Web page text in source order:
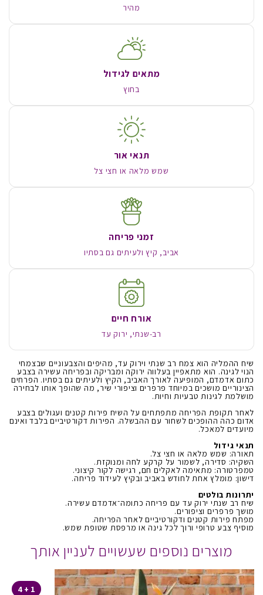
מהיר
מתאים לגידול
בחוץ
תנאי אור
שמש מלאה או חצי צל
זמני פריחה
אביב, קיץ ולעיתים גם בסתיו
אורח חיים
רב-שנתי, ירוק עד
שיח ההמליה הוא צמח רב שנתי וירוק עד, מהיפים והצבעוניים שבצמחי
הנוי לגינה. הוא מתאפיין בעלווה ירוקה ומבריקה ובפריחה עשירה בצבע
כתום אדמדם, המופיעה לאורך האביב, הקיץ ולעיתים גם בסתיו. הפרחים
הצינוריים מושכים במיוחד פרפרים וציפורי שיר, מה שהופך אותו לבחירה
מושלמת לגינות טבעיות וחיות.
לאחר תקופת הפריחה מתפתחים על השיח פירות קטנים ועגולים בצבע
אדום כהה ההופכים לשחור עם ההבשלה. הפירות דקורטיביים בלבד ואינם
מיועדים למאכל.
תנאי גידול
תאורה: שמש מלאה או חצי צל.
השקיה: סדירה, לשמור על קרקע לחה ומנוקזת.
טמפרטורה: מתאימה לאקלים חם, רגישה לקור קיצוני.
דישון: מומלץ אחת לחודש באביב ובקיץ לעידוד פריחה.
יתרונות בולטים
שיח רב שנתי ירוק עד עם פריחה כתומה־אדמדם עשירה.
מושך פרפרים וציפורים.
מפתח פירות קטנים ודקורטיביים לאחר הפריחה.
מוסיף צבע טרופי ורוך לכל גינה או מרפסת שטופת שמש.
מוצרים נוספים שעשויים לעניין אותך
1 + 4